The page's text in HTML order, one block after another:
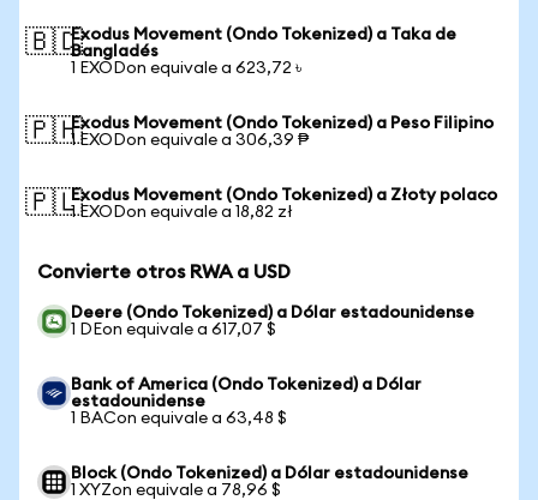
🇧🇩Exodus Movement (Ondo Tokenized) a Taka de
Bangladés
1 EXODon equivale a 623,72 ৳
🇵🇭Exodus Movement (Ondo Tokenized) a Peso Filipino
1 EXODon equivale a 306,39 ₱
🇵🇱Exodus Movement (Ondo Tokenized) a Złoty polaco
1 EXODon equivale a 18,82 zł
Convierte otros RWA a USD
Deere (Ondo Tokenized) a Dólar estadounidense
1 DEon equivale a 617,07 $
Bank of America (Ondo Tokenized) a Dólar
estadounidense
1 BACon equivale a 63,48 $
Block (Ondo Tokenized) a Dólar estadounidense
1 XYZon equivale a 78,96 $